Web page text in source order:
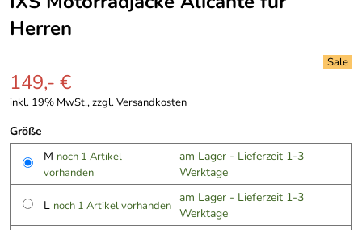
Herren
149,- €
inkl. 19% MwSt., zzgl.Versandkosten
Größe
M noch 1 Artikel
vorhanden
am Lager - Lieferzeit 1-3
Werktage
L noch 1 Artikel vorhanden
am Lager - Lieferzeit 1-3
Werktage